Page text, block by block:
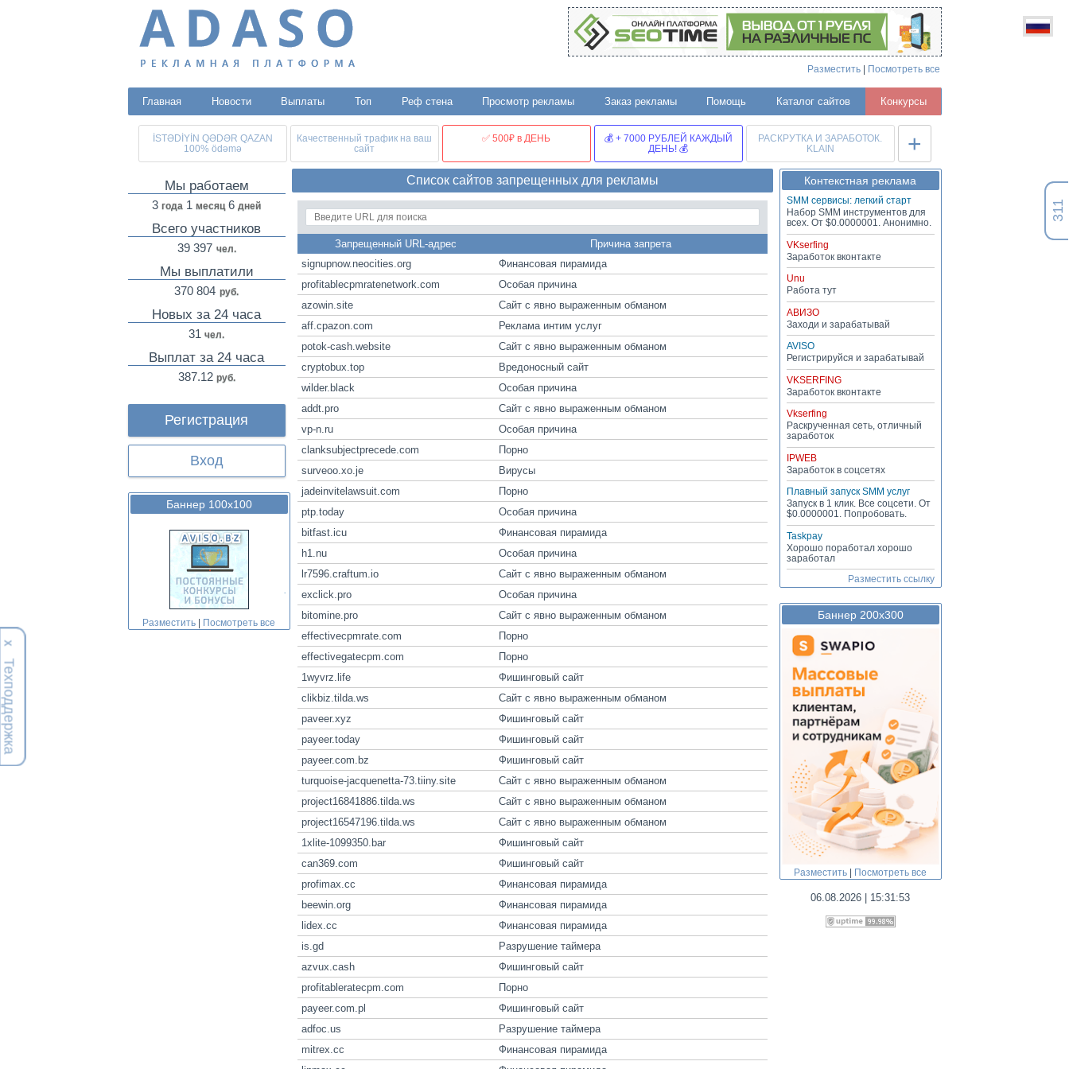
Х
Техподдержка
311
Разместить| Посмотреть все
Главная Новости Выплаты Топ Реф стена Просмотр рекламы Заказ рекламы Помощь Каталог сайтов Конкурсы
İSTƏDİYİN QƏDƏR QAZAN
100% ödəmə
Качественный трафик на ваш
сайт
✅ 500₽ в ДЕНЬ
💰 + 7000 РУБЛЕЙ КАЖДЫЙ
ДЕНЬ! 💰
РАСКРУТКА И ЗАРАБОТОК.
KLAIN
+
Мы работаем
3 года 1 месяц 6 дней
Всего участников
39 397 чел.
Мы выплатили
370 804 руб.
Новых за 24 часа
31 чел.
Выплат за 24 часа
387.12 руб.
Регистрация
Вход
Баннер 100х100
Разместить | Посмотреть все
Список сайтов запрещенных для рекламы
Запрещенный URL-адрес
Причина запрета
signupnow.neocities.org
Финансовая пирамида
profitablecpmratenetwork.com
Особая причина
azowin.site
Сайт с явно выраженным обманом
aff.cpazon.com
Реклама интим услуг
potok-cash.website
Сайт с явно выраженным обманом
cryptobux.top
Вредоносный сайт
wilder.black
Особая причина
addt.pro
Сайт с явно выраженным обманом
vp-n.ru
Особая причина
clanksubjectprecede.com
Порно
surveoo.xo.je
Вирусы
jadeinvitelawsuit.com
Порно
ptp.today
Особая причина
bitfast.icu
Финансовая пирамида
h1.nu
Особая причина
lr7596.craftum.io
Сайт с явно выраженным обманом
exclick.pro
Особая причина
bitomine.pro
Сайт с явно выраженным обманом
effectivecpmrate.com
Порно
effectivegatecpm.com
Порно
1wyvrz.life
Фишинговый сайт
clikbiz.tilda.ws
Сайт с явно выраженным обманом
paveer.xyz
Фишинговый сайт
payeer.today
Фишинговый сайт
payeer.com.bz
Фишинговый сайт
turquoise-jacquenetta-73.tiiny.site
Сайт с явно выраженным обманом
project16841886.tilda.ws
Сайт с явно выраженным обманом
project16547196.tilda.ws
Сайт с явно выраженным обманом
1xlite-1099350.bar
Фишинговый сайт
can369.com
Фишинговый сайт
profimax.cc
Финансовая пирамида
beewin.org
Финансовая пирамида
lidex.cc
Финансовая пирамида
is.gd
Разрушение таймера
azvux.cash
Фишинговый сайт
profitableratecpm.com
Порно
payeer.com.pl
Фишинговый сайт
adfoc.us
Разрушение таймера
mitrex.cc
Финансовая пирамида
Контекстная реклама
SMM сервисы: легкий старт
Набор SMM инструментов для
всех. От $0.0000001. Анонимно.
VKserfing
Заработок вконтакте
Unu
Работа тут
АВИЗО
Заходи и зарабатывай
AVISO
Регистрируйся и зарабатывай
VKSERFING
Заработок вконтакте
Vkserfing
Раскрученная сеть, отличный
заработок
IPWEB
Заработок в соцсетях
Плавный запуск SMM услуг
Запуск в 1 клик. Все соцсети. От
$0.0000001. Попробовать.
Taskpay
Хорошо поработал хорошо
заработал
Разместить ссылку
Баннер 200х300
Разместить | Посмотреть все
06.08.2026 15:31:53